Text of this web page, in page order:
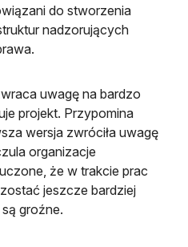
do stworzenia
nadzorujących
uwagę na bardzo
projekt. Przypomina
wersja zwróciła uwagę
organizacje
że w trakcie prac
jeszcze bardziej
groźne.